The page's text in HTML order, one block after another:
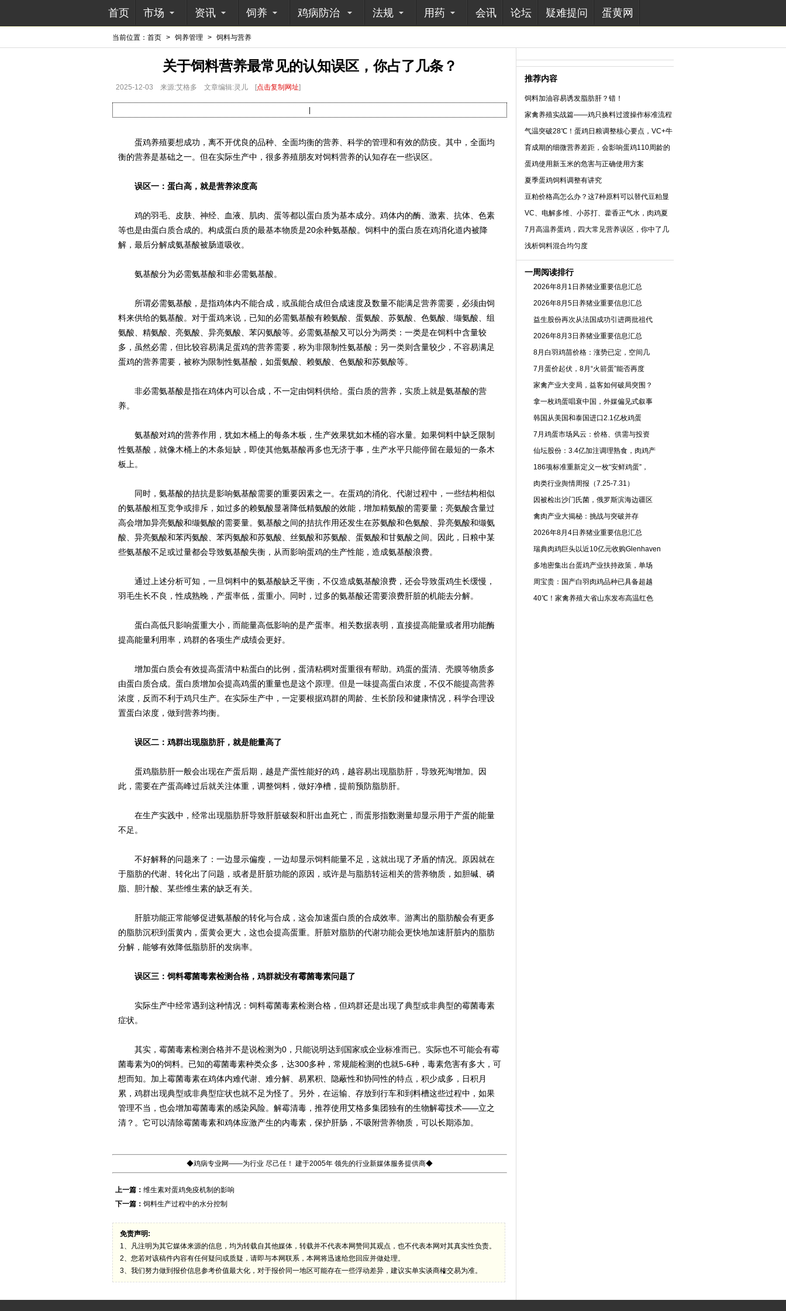
首页 市场 资讯 饲养 鸡病防治 法规 用药 会讯 论坛 疑难提问 蛋黄网
当前位置： 首页 > 饲养管理 > 饲料与营养
关于饲料营养最常见的认知误区，你占了几条？
2025-12-03 来源:艾格多 文章编辑:灵儿 [点击复制网址]
蛋鸡养殖要想成功，离不开优良的品种、全面均衡的营养、科学的管理和有效的防疫。其中，全面均
衡的营养是基础之一。但在实际生产中，很多养殖朋友对饲料营养的认知存在一些误区。
误区一：蛋白高，就是营养浓度高
鸡的羽毛、皮肤、神经、血液、肌肉、蛋等都以蛋白质为基本成分。鸡体内的酶、激素、抗体、色素
等也是由蛋白质合成的。构成蛋白质的最基本物质是20余种氨基酸。饲料中的蛋白质在鸡消化道内被降
解，最后分解成氨基酸被肠道吸收。
氨基酸分为必需氨基酸和非必需氨基酸。
所谓必需氨基酸，是指鸡体内不能合成，或虽能合成但合成速度及数量不能满足营养需要，必须由饲
料来供给的氨基酸。对于蛋鸡来说，已知的必需氨基酸有赖氨酸、蛋氨酸、苏氨酸、色氨酸、缬氨酸、组
氨酸、精氨酸、亮氨酸、异亮氨酸、苯闪氨酸等。必需氨基酸又可以分为两类：一类是在饲料中含量较
多，虽然必需，但比较容易满足蛋鸡的营养需要，称为非限制性氨基酸；另一类则含量较少，不容易满足
蛋鸡的营养需要，被称为限制性氨基酸，如蛋氨酸、赖氨酸、色氨酸和苏氨酸等。
非必需氨基酸是指在鸡体内可以合成，不一定由饲料供给。蛋白质的营养，实质上就是氨基酸的营
养。
氨基酸对鸡的营养作用，犹如木桶上的每条木板，生产效果犹如木桶的容水量。如果饲料中缺乏限制
性氨基酸，就像木桶上的木条短缺，即使其他氨基酸再多也无济于事，生产水平只能停留在最短的一条木
板上。
同时，氨基酸的拮抗是影响氨基酸需要的重要因素之一。在蛋鸡的消化、代谢过程中，一些结构相似
的氨基酸相互竞争或排斥，如过多的赖氨酸显著降低精氨酸的效能，增加精氨酸的需要量；亮氨酸含量过
高会增加异亮氨酸和缬氨酸的需要量。氨基酸之间的拮抗作用还发生在苏氨酸和色氨酸、异亮氨酸和缬氨
酸、异亮氨酸和苯丙氨酸、苯丙氨酸和苏氨酸、丝氨酸和苏氨酸、蛋氨酸和甘氨酸之间。因此，日粮中某
些氨基酸不足或过量都会导致氨基酸失衡，从而影响蛋鸡的生产性能，造成氨基酸浪费。
通过上述分析可知，一旦饲料中的氨基酸缺乏平衡，不仅造成氨基酸浪费，还会导致蛋鸡生长缓慢，
羽毛生长不良，性成熟晚，产蛋率低，蛋重小。同时，过多的氨基酸还需要浪费肝脏的机能去分解。
蛋白高低只影响蛋重大小，而能量高低影响的是产蛋率。相关数据表明，直接提高能量或者用功能酶
提高能量利用率，鸡群的各项生产成绩会更好。
增加蛋白质会有效提高蛋清中粘蛋白的比例，蛋清粘稠对蛋重很有帮助。鸡蛋的蛋清、壳膜等物质多
由蛋白质合成。蛋白质增加会提高鸡蛋的重量也是这个原理。但是一味提高蛋白浓度，不仅不能提高营养
浓度，反而不利于鸡只生产。在实际生产中，一定要根据鸡群的周龄、生长阶段和健康情况，科学合理设
置蛋白浓度，做到营养均衡。
误区二：鸡群出现脂肪肝，就是能量高了
蛋鸡脂肪肝一般会出现在产蛋后期，越是产蛋性能好的鸡，越容易出现脂肪肝，导致死淘增加。因
此，需要在产蛋高峰过后就关注体重，调整饲料，做好净槽，提前预防脂肪肝。
在生产实践中，经常出现脂肪肝导致肝脏破裂和肝出血死亡，而蛋形指数测量却显示用于产蛋的能量
不足。
不好解释的问题来了：一边显示偏瘦，一边却显示饲料能量不足，这就出现了矛盾的情况。原因就在
于脂肪的代谢、转化出了问题，或者是肝脏功能的原因，或许是与脂肪转运相关的营养物质，如胆碱、磷
脂、胆汁酸、某些维生素的缺乏有关。
肝脏功能正常能够促进氨基酸的转化与合成，这会加速蛋白质的合成效率。游离出的脂肪酸会有更多
的脂肪沉积到蛋黄内，蛋黄会更大，这也会提高蛋重。肝脏对脂肪的代谢功能会更快地加速肝脏内的脂肪
分解，能够有效降低脂肪肝的发病率。
误区三：饲料霉菌毒素检测合格，鸡群就没有霉菌毒素问题了
实际生产中经常遇到这种情况：饲料霉菌毒素检测合格，但鸡群还是出现了典型或非典型的霉菌毒素
症状。
其实，霉菌毒素检测合格并不是说检测为0，只能说明达到国家或企业标准而已。实际也不可能会有霉
菌毒素为0的饲料。已知的霉菌毒素种类众多，达300多种，常规能检测的也就5-6种，毒素危害有多大，可
想而知。加上霉菌毒素在鸡体内难代谢、难分解、易累积、隐蔽性和协同性的特点，积少成多，日积月
累，鸡群出现典型或非典型症状也就不足为怪了。另外，在运输、存放到行车和到料槽这些过程中，如果
管理不当，也会增加霉菌毒素的感染风险。解霉清毒，推荐使用艾格多集团独有的生物解霉技术——立之
清？。它可以清除霉菌毒素和鸡体应激产生的内毒素，保护肝肠，不吸附营养物质，可以长期添加。
◆鸡病专业网——为行业 尽己任！ 建于2005年 领先的行业新媒体服务提供商◆
上一篇： 维生素对蛋鸡免疫机制的影响
下一篇： 饲料生产过程中的水分控制
免责声明:
1、凡注明为其它媒体来源的信息，均为转载自其他媒体，转载并不代表本网赞同其观点，也不代表本网对其真实性负责。
2、您若对该稿件内容有任何疑问或质疑，请即与本网联系，本网将迅速给您回应并做处理。
3、我们努力做到报价信息参考价值最大化，对于报价同一地区可能存在一些浮动差异，建议实单实谈商榷交易为准。
推荐内容
饲料加油容易诱发脂肪肝？错！
家禽养殖实战篇——鸡只换料过渡操作标准流程
浅析
气温突破28℃！蛋鸡日粮调整核心要点，VC+牛
磺酸正确用法
育成期的细微营养差距，会影响蛋鸡110周龄的
表现吗？
蛋鸡使用新玉米的危害与正确使用方案
夏季蛋鸡饲料调整有讲究
豆粕价格高怎么办？这7种原料可以替代豆粕显
著降低饲料成本！
VC、电解多维、小苏打、藿香正气水，肉鸡夏
季抗热应激怎么选？别再盲目乱用
7月高温养蛋鸡，四大常见营养误区，你中了几
条？
浅析饲料混合均匀度
一周阅读排行
2026年8月1日养猪业重要信息汇总
2026年8月5日养猪业重要信息汇总
益生股份再次从法国成功引进两批祖代
2026年8月3日养猪业重要信息汇总
8月白羽鸡苗价格：涨势已定，空间几
7月蛋价起伏，8月“火箭蛋”能否再度
家禽产业大变局，益客如何破局突围？
拿一枚鸡蛋唱衰中国，外媒偏见式叙事
韩国从美国和泰国进口2.1亿枚鸡蛋
7月鸡蛋市场风云：价格、供需与投资
仙坛股份：3.4亿加注调理熟食，肉鸡产
186项标准重新定义一枚“安鲜鸡蛋”，
肉类行业舆情周报（7.25-7.31）
因被检出沙门氏菌，俄罗斯滨海边疆区
禽肉产业大揭秘：挑战与突破并存
2026年8月4日养猪业重要信息汇总
瑞典肉鸡巨头以近10亿元收购Glenhaven
多地密集出台蛋鸡产业扶持政策，单场
周宝贵：国产白羽肉鸡品种已具备超越
40℃！家禽养殖大省山东发布高温红色